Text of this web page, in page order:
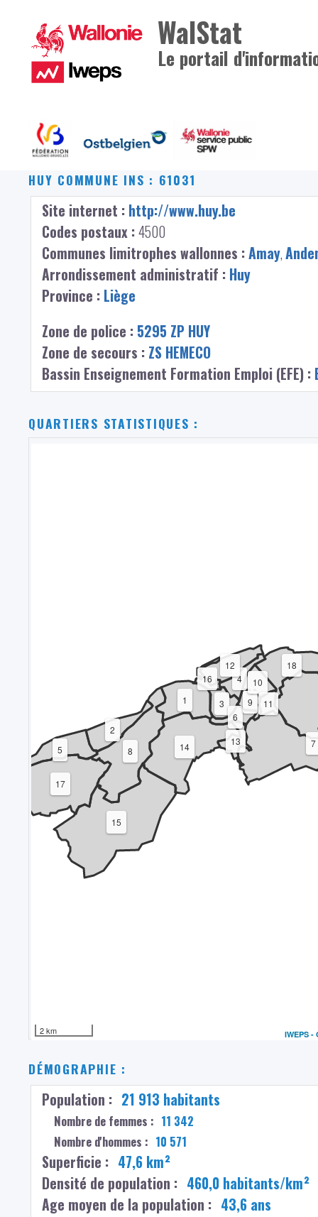
WalStat
Le portail
HUY COMMUNE INS : 61031
Site internet : http://www.huy.be
Codes postaux :4500
Communes limitrophes wallonnes :Amay,
Arrondissement administratif : Huy
Province : Liège
Zone de police : 5295 ZP HUY
Zone de secours : ZS HEMECO
Bassin Enseignement Formation Emploi (EFE) :
QUARTIERS STATISTIQUES :
1
2
3
4
5
6
7
8
9
10
11
12
13
14
15
16
17
18
2 km IWEPS -
DÉMOGRAPHIE :
Population : 21 913 habitants
Nombre de femmes : 11 342
Nombre d'hommes : 10 571
Superficie : 47,6 km²
Densité de population : 460,0 habitants/km²
Age moyen de la population : 43,6 ans